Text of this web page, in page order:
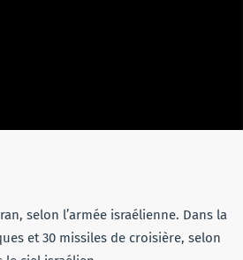
selon l’armée israélienne. Dans la
et 30 missiles de croisière, selon